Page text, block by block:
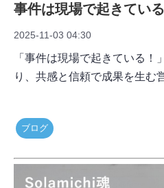
事件は現場で起きている
2025-11-03 04:30
「事件は現場で起きている！
り、共感と信頼で成果を生む
ブログ